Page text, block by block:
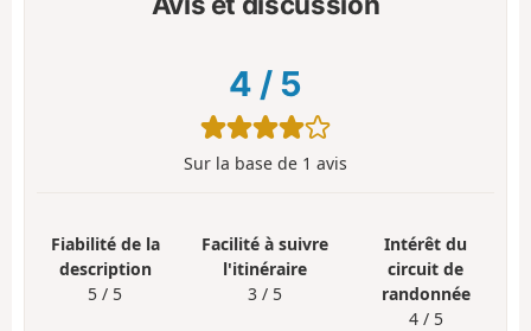
4 / 5
Sur la base de 1 avis
Fiabilité de la
description
5 / 5
Facilité à suivre
l'itinéraire
3 / 5
Intérêt du
circuit de
randonnée
4 / 5